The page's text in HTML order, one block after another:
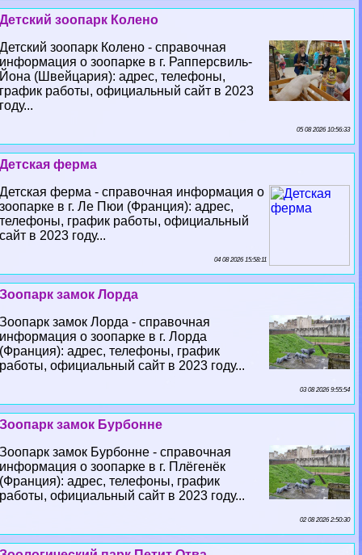
Детский зоопарк Колено
Детский зоопарк Колено - справочная
информация о зоопарке в г. Рапперсвиль-
Йона (Швейцария): адрес, телефоны,
график работы, официальный сайт в 2023
году...
05 08 2026 10:56:33
Детская ферма
Детская ферма - справочная информация о
зоопарке в г. Ле Пюи (Франция): адрес,
телефоны, график работы, официальный
сайт в 2023 году...
04 08 2026 15:58:11
Зоопарк замок Лорда
Зоопарк замок Лорда - справочная
информация о зоопарке в г. Лорда
(Франция): адрес, телефоны, график
работы, официальный сайт в 2023 году...
03 08 2026 9:55:54
Зоопарк замок Бурбонне
Зоопарк замок Бурбонне - справочная
информация о зоопарке в г. Плёгенёк
(Франция): адрес, телефоны, график
работы, официальный сайт в 2023 году...
02 08 2026 2:50:30